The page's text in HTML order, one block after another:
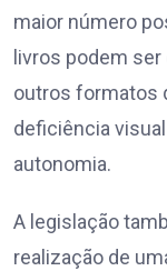
maior número
livros podem
outros formatos
deficiência
autonomia.
A legislação
realização de